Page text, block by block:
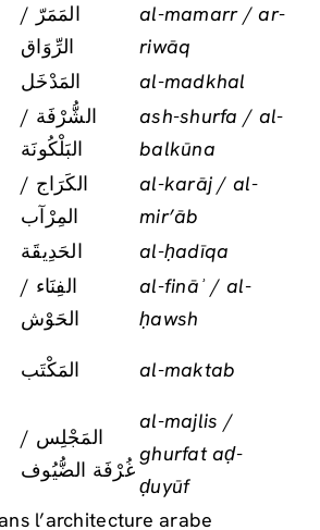
المَمَرّ /
الرِّوَاق
al-mamarr / ar-
riwāq
المَدْخَل al-madkhal
الشُّرْفَة /
البَلْكُونَة
ash-shurfa / al-
balkūna
الكَرَاج /
المِرْآب
al-karāj / al-
mir’āb
الحَدِيقَة
al-ḥadīqa
الفِنَاء /
الحَوْش
al-fināʾ / al-
ḥawsh
المَكْتَب al-maktab
المَجْلِس /
غُرْفَة الضُّيُوف
al-majlis /
ghurfat aḍ-
ḍuyūf
l’architecture arabe